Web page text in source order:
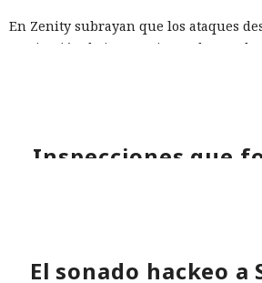
En Zenity subrayan que los ataques
sustitución de instrucciones dentro de
nivel de acceso puede ejecutar el
Inspecciones que
El sonado hackeo a